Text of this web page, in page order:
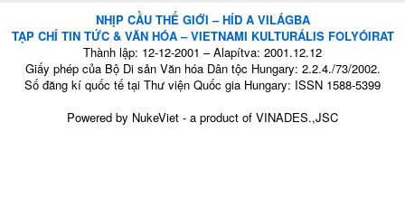
NHỊP CẦU THẾ GIỚI – HÍD A VILÁGBA
TẠP CHÍ TIN TỨC & VĂN HÓA – VIETNAMI KULTURÁLIS FOLYÓIRAT
Thành lập: 12-12-2001 – Alapítva: 2001.12.12
Giấy phép của Bộ Di sản Văn hóa Dân tộc Hungary: 2.2.4./73/2002.
Số đăng kí quốc tế tại Thư viện Quốc gia Hungary: ISSN 1588-5399
Powered by NukeViet - a product of VINADES.,JSC